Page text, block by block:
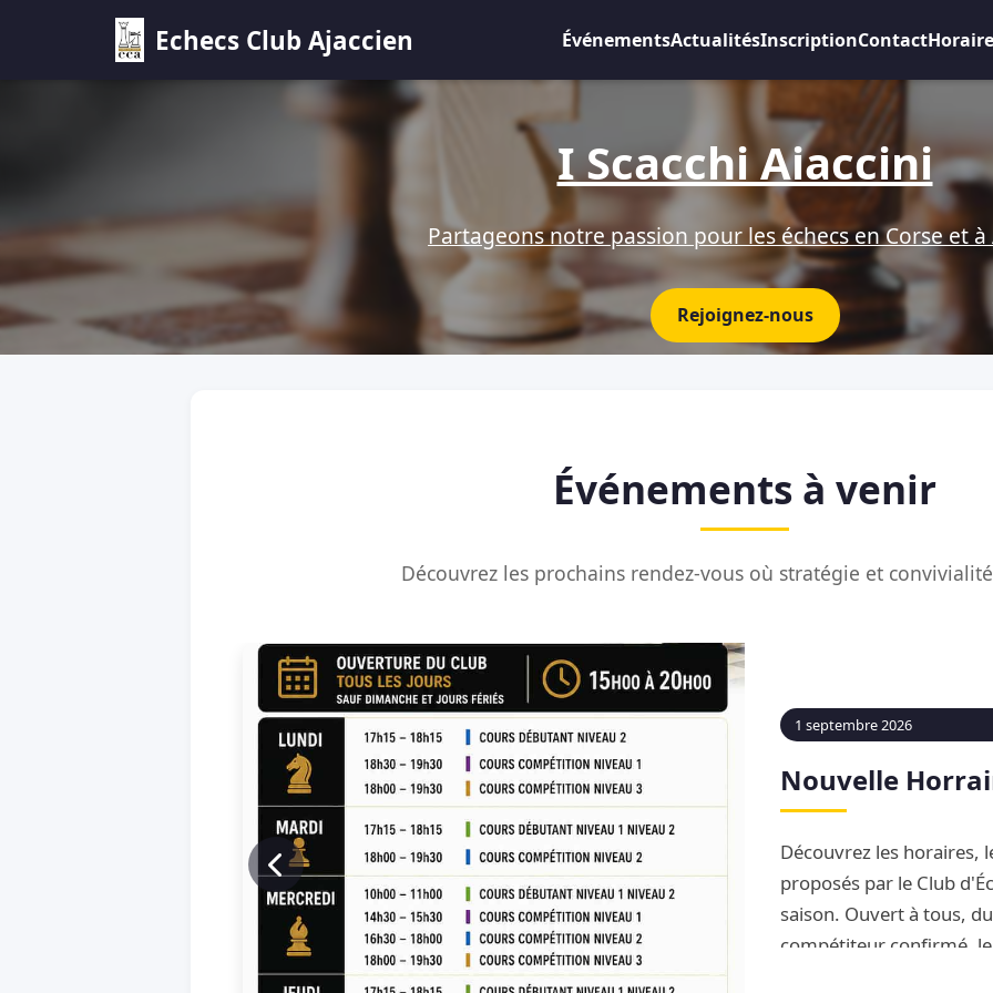
Echecs Club Ajaccien ÉvénementsActualitésInscriptionContact
I Scacchi Aiaccini
Partageons notre passion pour les échecs en Corse et à
Rejoignez-nous
Événements à venir
Découvrez les prochains rendez-vous où stratégie et
1 septembre 2026
Nouvelle
Découvrez les horaires,
proposés par le Club
saison. Ouvert à tous,
compétiteur confirmé,